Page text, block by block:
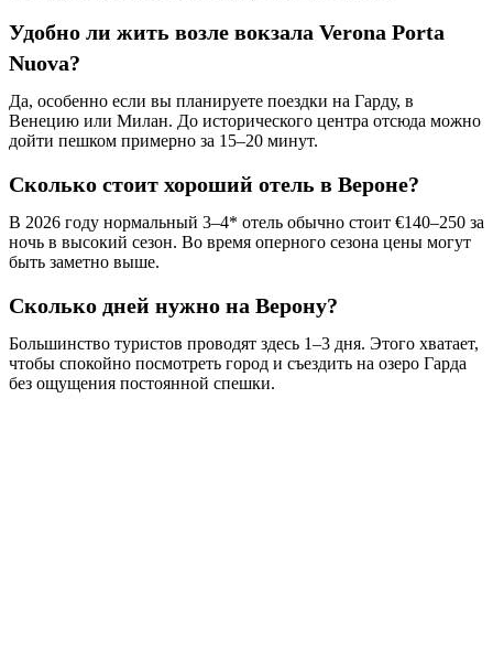
Удобно ли жить возле вокзала Verona Porta
Nuova?
Да, особенно если вы планируете поездки на Гарду, в
Венецию или Милан. До исторического центра отсюда можно
дойти пешком примерно за 15–20 минут.
Сколько стоит хороший отель в Вероне?
В 2026 году нормальный 3–4* отель обычно стоит €140–250 за
ночь в высокий сезон. Во время оперного сезона цены могут
быть заметно выше.
Сколько дней нужно на Верону?
Большинство туристов проводят здесь 1–3 дня. Этого хватает,
чтобы спокойно посмотреть город и съездить на озеро Гарда
без ощущения постоянной спешки.